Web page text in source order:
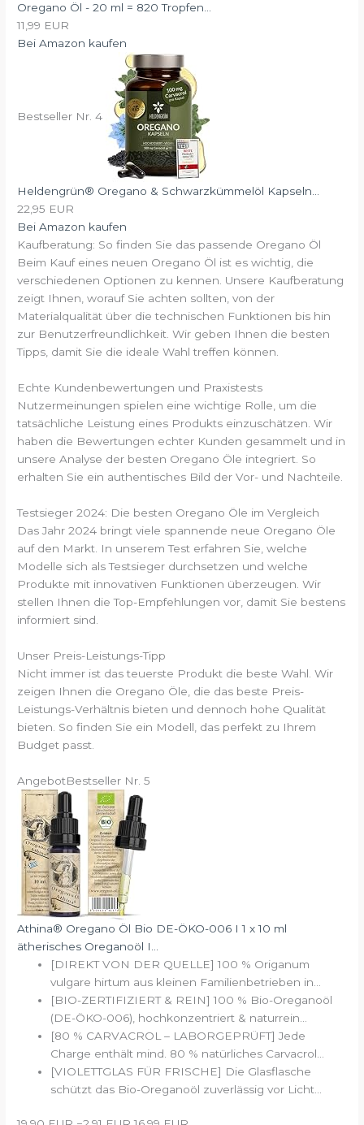
Oregano Öl - 20 ml = 820 Tropfen...
11,99 EUR
Bei Amazon kaufen
Bestseller Nr. 4
Heldengrün® Oregano & Schwarzkümmelöl Kapseln...
22,95 EUR
Bei Amazon kaufen
Kaufberatung: So finden Sie das passende Oregano Öl
Beim Kauf eines neuen Oregano Öl ist es wichtig, die
verschiedenen Optionen zu kennen. Unsere Kaufberatung
zeigt Ihnen, worauf Sie achten sollten, von der
Materialqualität über die technischen Funktionen bis hin
zur Benutzerfreundlichkeit. Wir geben Ihnen die besten
Tipps, damit Sie die ideale Wahl treffen können.
Echte Kundenbewertungen und Praxistests
Nutzermeinungen spielen eine wichtige Rolle, um die
tatsächliche Leistung eines Produkts einzuschätzen. Wir
haben die Bewertungen echter Kunden gesammelt und in
unsere Analyse der besten Oregano Öle integriert. So
erhalten Sie ein authentisches Bild der Vor- und Nachteile.
Testsieger 2024: Die besten Oregano Öle im Vergleich
Das Jahr 2024 bringt viele spannende neue Oregano Öle
auf den Markt. In unserem Test erfahren Sie, welche
Modelle sich als Testsieger durchsetzen und welche
Produkte mit innovativen Funktionen überzeugen. Wir
stellen Ihnen die Top-Empfehlungen vor, damit Sie bestens
informiert sind.
Unser Preis-Leistungs-Tipp
Nicht immer ist das teuerste Produkt die beste Wahl. Wir
zeigen Ihnen die Oregano Öle, die das beste Preis-
Leistungs-Verhältnis bieten und dennoch hohe Qualität
bieten. So finden Sie ein Modell, das perfekt zu Ihrem
Budget passt.
AngebotBestseller Nr. 5
Athina® Oregano Öl Bio DE-ÖKO-006 I 1 x 10 ml
ätherisches Oreganoöl I...
[DIREKT VON DER QUELLE] 100 % Origanum
vulgare hirtum aus kleinen Familienbetrieben in...
[BIO-ZERTIFIZIERT & REIN] 100 % Bio-Oreganoöl
(DE-ÖKO-006), hochkonzentriert & naturrein...
[80 % CARVACROL – LABORGEPRÜFT] Jede
Charge enthält mind. 80 % natürliches Carvacrol...
[VIOLETTGLAS FÜR FRISCHE] Die Glasflasche
schützt das Bio-Oreganoöl zuverlässig vor Licht...